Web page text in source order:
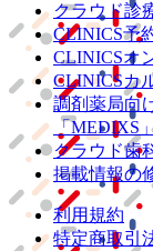
クラウド診
CLINICS予
CLINICSオ
CLINICSカ
調剤薬局向
「MEDIXS
クラウド歯
掲載情報の
利用規約
特定商取引